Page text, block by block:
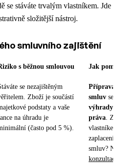
se stáváte trvalým vlastníkem. Jde
složitější nástroj.
smluvního zajištění
s běžnou smlouvou Jak
se nezajištěným
Zboží je součástí
podstaty a vaše
na úhradu je
(často pod 5 %).
Příprava
smluv se
výhrady
práva .
smluv?